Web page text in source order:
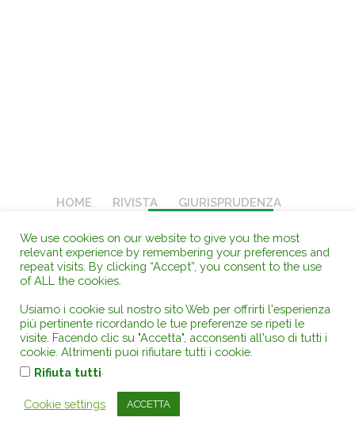
HOME RIVISTA
GIURISPRUDENZA
Ricerca Giuridica Integrata
Osservatori
Gruppo Editoriale
Chi siamo
ARCHIVIO STORICO
AMBIENTEDIRITTO.it- Rivista Giuridica Telematica di Diritto
Pubblico - Electronic Review Law Public - Pubblicazione quotidiana
in formato elettronico - ISSN 1974-9562 - Copyright
- C.F.: CNTFLV64H26L308W -
Via Filangeri, 19 - 98078 Tortorici ME -
We use cookies on our website to give you the most
relevant experience by remembering your preferences and
repeat visits. By clicking “Accept”, you consent to the use
of ALL the cookies.
Usiamo i cookie sul nostro sito Web per offrirti l'esperienza
più pertinente ricordando le tue preferenze se ripeti le
visite. Facendo clic su "Accetta", acconsenti all'uso di tutti i
cookie. Altrimenti puoi rifiutare tutti i cookie.
Rifiuta tutti
Cookie settings ACCETTA